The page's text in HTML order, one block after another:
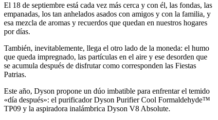
El 18 de septiembre está cada vez más cerca y con él, las fondas, las
empanadas, los tan anhelados asados con amigos y con la familia, y
esa mezcla de aromas y recuerdos que quedan en nuestros hogares
por días.
También, inevitablemente, llega el otro lado de la moneda: el humo
que queda impregnado, las partículas en el aire y ese desorden que
se acumula después de disfrutar como corresponden las Fiestas
Patrias.
Este año, Dyson propone un dúo imbatible para enfrentar el temido
«día después»: el purificador Dyson Purifier Cool Formaldehyde™
TP09 y la aspiradora inalámbrica Dyson V8 Absolute.